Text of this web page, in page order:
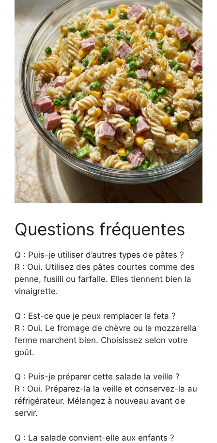
Questions fréquentes
Q : Puis-je utiliser d’autres types de pâtes ?
R : Oui. Utilisez des pâtes courtes comme des
penne, fusilli ou farfalle. Elles tiennent bien la
vinaigrette.
Q : Est-ce que je peux remplacer la feta ?
R : Oui. Le fromage de chèvre ou la mozzarella
ferme marchent bien. Choisissez selon votre
goût.
Q : Puis-je préparer cette salade la veille ?
R : Oui. Préparez-la la veille et conservez-la au
réfrigérateur. Mélangez à nouveau avant de
servir.
Q : La salade convient-elle aux enfants ?